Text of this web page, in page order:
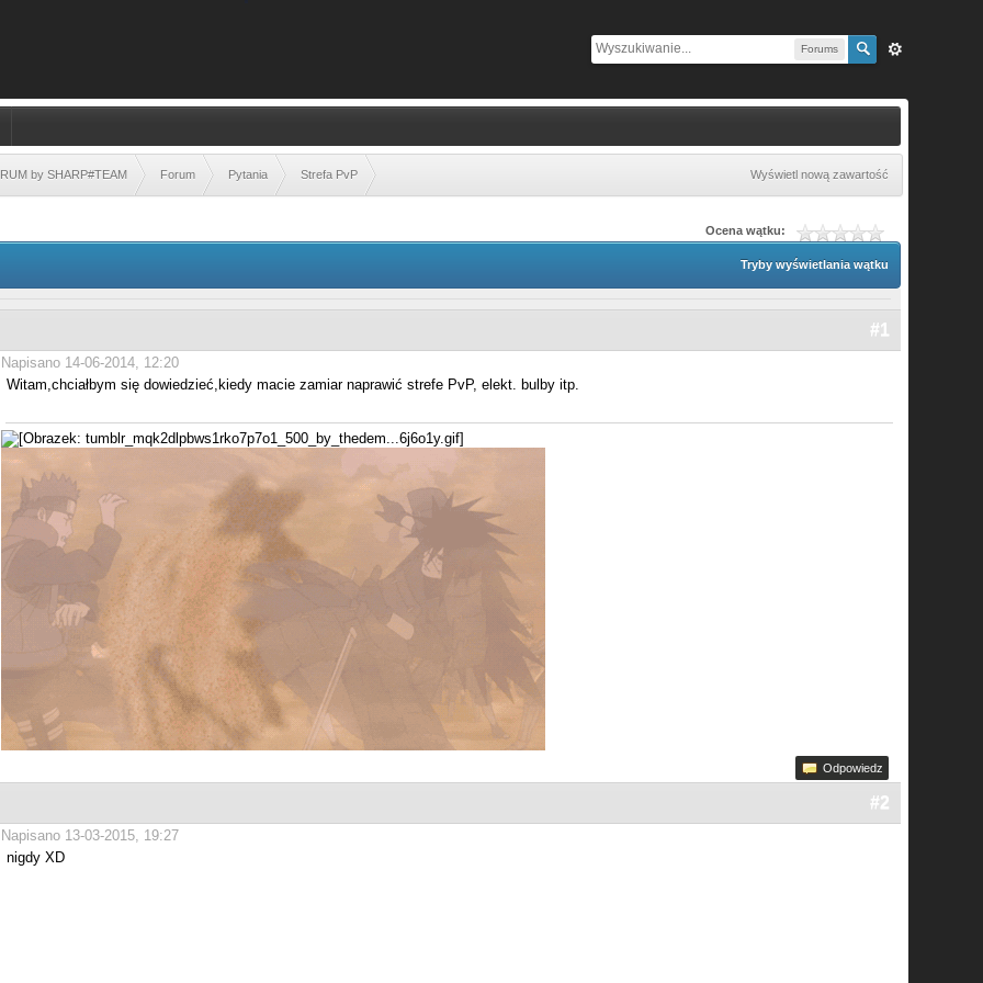
Forums
by SHARP#TEAM Forum Pytania Strefa PvP Wyświetl nową zawartość
Ocena wątku:
Tryby wyświetlania wątku
#1
Napisano 14-06-2014, 12:20
Witam,chciałbym się dowiedzieć,kiedy macie zamiar naprawić strefe PvP, elekt. bulby itp.
Odpowiedz
#2
Napisano 13-03-2015, 19:27
nigdy XD